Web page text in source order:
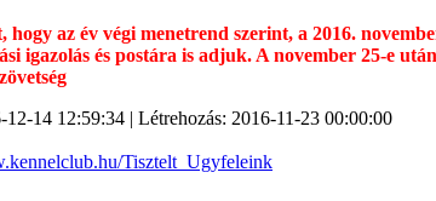
az év végi menetrend szerint, a 2016.
igazolás és postára is adjuk. A november 25-e
14 12:59:34 | Létrehozás: 2016-11-23 00:00:00
Tisztelt_Ugyfeleink